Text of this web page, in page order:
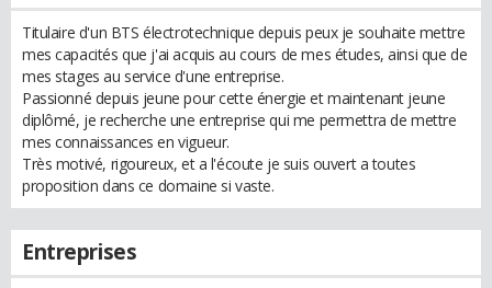
Titulaire d'un BTS électrotechnique depuis peux je souhaite mettre
mes capacités que j'ai acquis au cours de mes études, ainsi que de
mes stages au service d'une entreprise.
Passionné depuis jeune pour cette énergie et maintenant jeune
diplômé, je recherche une entreprise qui me permettra de mettre
mes connaissances en vigueur.
Très motivé, rigoureux, et a l'écoute je suis ouvert a toutes
proposition dans ce domaine si vaste.
Entreprises